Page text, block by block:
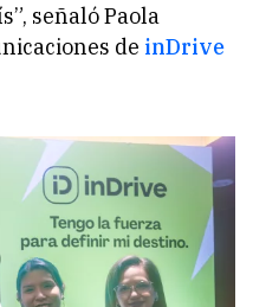
señaló Paola
de inDrive